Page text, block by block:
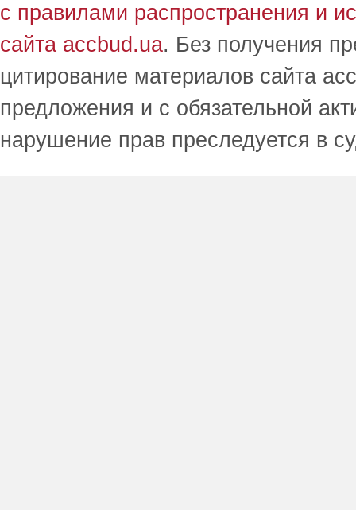
с правилами распространения и
сайта accbud.ua. Без получения
цитирование материалов сайта
предложения и с обязательной
нарушение прав преследуется в